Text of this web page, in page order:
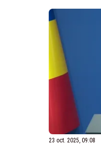
23 oct. 2025, 09:08